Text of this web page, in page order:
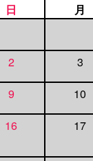
日
月
2
3
9
10
16
17